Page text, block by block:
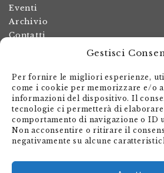
Gestisci
Per fornire le migliori esperienze,
come i cookie per memorizzare e/o
informazioni del dispositivo. Il
tecnologie ci permetterà di
comportamento di navigazione o ID
Non acconsentire o ritirare il
negativamente su alcune
Eventi
Archivio
Contatti
Termini e condizioni
Spese di spedizione
Politica dei resi
Informativa sulla privacy
Il mio account
Carrello
Via Giovanni Antonio Orelli 29